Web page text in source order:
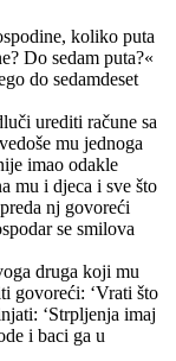
koliko puta
Do sedam puta?«
do sedamdeset
urediti račune sa
mu jednoga
imao odakle
mu i djeca i sve što
nj govoreći
se smilova
druga koji mu
govoreći: ‘Vrati što
‘Strpljenja imaj
i baci ga u